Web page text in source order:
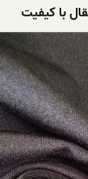
با کیفیت